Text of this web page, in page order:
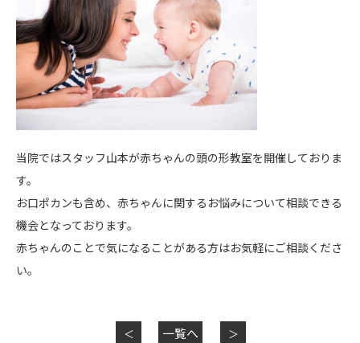
当院ではスタッフ山本が赤ちゃんの頭の形教室を開催しておりま
す。
お口ポカンも含め、赤ちゃんに関するお悩みについて相談できる
機会となっております。
赤ちゃんのことで気になることがある方はお気軽にご相談くださ
い。
＜ 一覧へ ＞